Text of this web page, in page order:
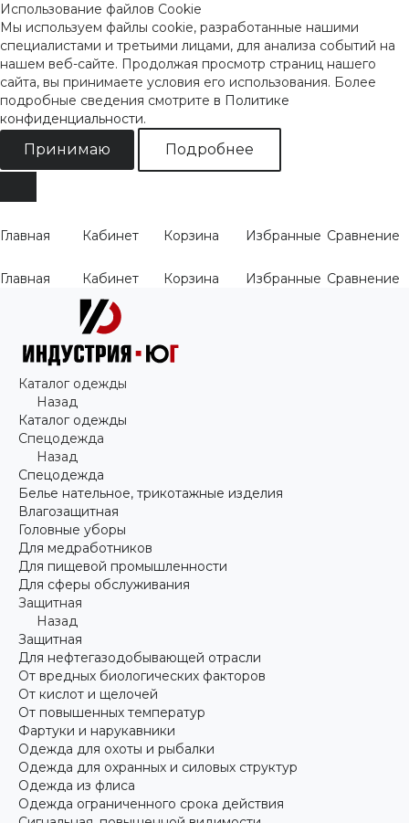
Использование файлов Cookie
Мы используем файлы cookie, разработанные нашими
специалистами и третьими лицами, для анализа событий на
нашем веб-сайте. Продолжая просмотр страниц нашего
сайта, вы принимаете условия его использования. Более
подробные сведения смотрите в Политике
конфиденциальности.
Принимаю Подробнее
Главная Кабинет Корзина Избранные Сравнение
Главная Кабинет Корзина Избранные Сравнение
Каталог одежды
Назад
Каталог одежды
Спецодежда
Назад
Спецодежда
Белье нательное, трикотажные изделия
Влагозащитная
Головные уборы
Для медработников
Для пищевой промышленности
Для сферы обслуживания
Защитная
Назад
Защитная
Для нефтегазодобывающей отрасли
От вредных биологических факторов
От кислот и щелочей
От повышенных температур
Фартуки и нарукавники
Одежда для охоты и рыбалки
Одежда для охранных и силовых структур
Одежда из флиса
Одежда ограниченного срока действия